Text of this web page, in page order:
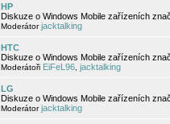
HP
Diskuze o Windows Mobile zařízeních
Moderátorjacktalking
HTC
Diskuze o Windows Mobile zařízeních
Moderátoři EiFeL96 jacktalking
LG
Diskuze o Windows Mobile zařízeních
Moderátorjacktalking